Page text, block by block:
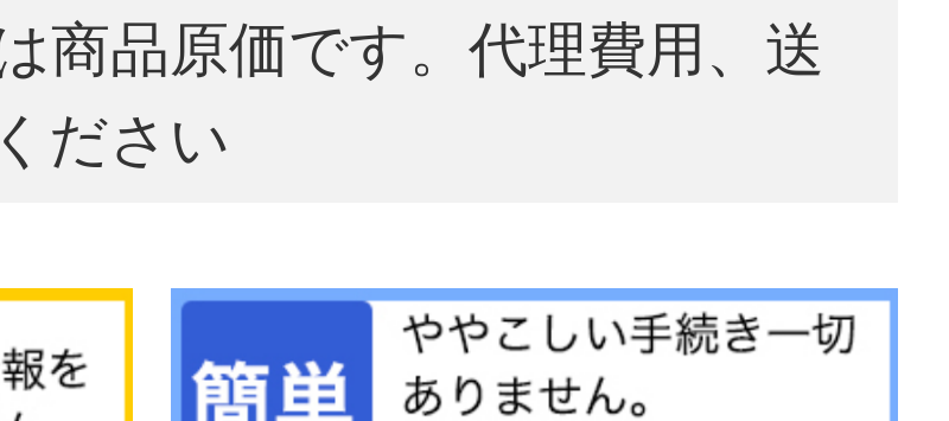
商品原価です。代理費用、送
ださい